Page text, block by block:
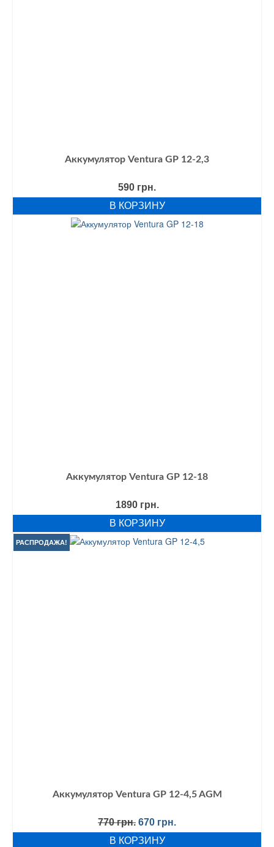
Аккумулятор Ventura GP 12-2,3
590 грн.
В КОРЗИНУ
Аккумулятор Ventura GP 12-18
1890 грн.
В КОРЗИНУ
РАСПРОДАЖА!
Аккумулятор Ventura GP 12-4,5 AGM
770грн. Первоначальная
цена
670 грн.Текущая
цена:
В КОРЗИНУ